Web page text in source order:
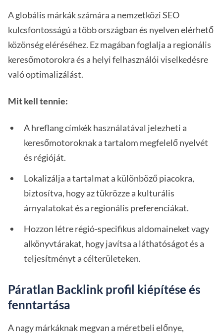
A globális márkák számára a nemzetközi SEO
kulcsfontosságú a több országban és nyelven elérhető
közönség eléréséhez. Ez magában foglalja a regionális
keresőmotorokra és a helyi felhasználói viselkedésre
való optimalizálást.
Mit kell tennie:
A hreflang címkék használatával jelezheti a
keresőmotoroknak a tartalom megfelelő nyelvét
és régióját.
Lokalizálja a tartalmat a különböző piacokra,
biztosítva, hogy az tükrözze a kulturális
árnyalatokat és a regionális preferenciákat.
Hozzon létre régió-specifikus aldomaineket vagy
alkönyvtárakat, hogy javítsa a láthatóságot és a
teljesítményt a célterületeken.
Páratlan Backlink profil kiépítése és
fenntartása
A nagy márkáknak megvan a méretbeli előnye,